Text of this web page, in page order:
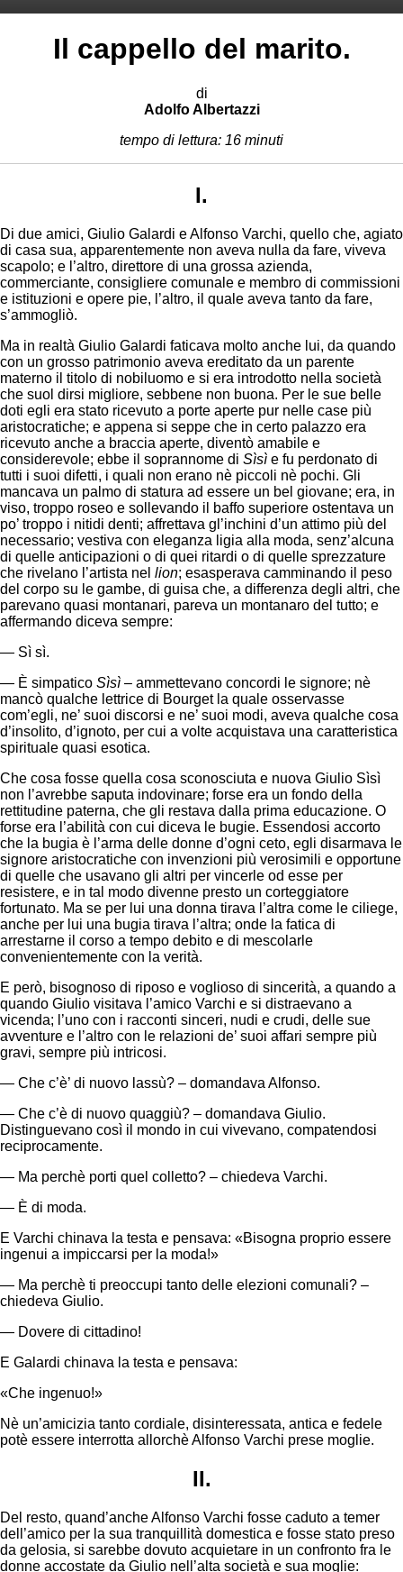
Il cappello del marito.
di
Adolfo Albertazzi
tempo di lettura: 16 minuti
I.
Di due amici, Giulio Galardi e Alfonso Varchi, quello che, agiato
di casa sua, apparentemente non aveva nulla da fare, viveva
scapolo; e l’altro, direttore di una grossa azienda,
commerciante, consigliere comunale e membro di commissioni
e istituzioni e opere pie, l’altro, il quale aveva tanto da fare,
s’ammogliò.
Ma in realtà Giulio Galardi faticava molto anche lui, da quando
con un grosso patrimonio aveva ereditato da un parente
materno il titolo di nobiluomo e si era introdotto nella società
che suol dirsi migliore, sebbene non buona. Per le sue belle
doti egli era stato ricevuto a porte aperte pur nelle case più
aristocratiche; e appena si seppe che in certo palazzo era
ricevuto anche a braccia aperte, diventò amabile e
considerevole; ebbe il soprannome di Sìsì e fu perdonato di
tutti i suoi difetti, i quali non erano nè piccoli nè pochi. Gli
mancava un palmo di statura ad essere un bel giovane; era, in
viso, troppo roseo e sollevando il baffo superiore ostentava un
po’ troppo i nitidi denti; affrettava gl’inchini d’un attimo più del
necessario; vestiva con eleganza ligia alla moda, senz’alcuna
di quelle anticipazioni o di quei ritardi o di quelle sprezzature
che rivelano l’artista nel lion; esasperava camminando il peso
del corpo su le gambe, di guisa che, a differenza degli altri, che
parevano quasi montanari, pareva un montanaro del tutto; e
affermando diceva sempre:
— Sì sì.
— È simpatico Sìsì – ammettevano concordi le signore; nè
mancò qualche lettrice di Bourget la quale osservasse
com’egli, ne’ suoi discorsi e ne’ suoi modi, aveva qualche cosa
d’insolito, d’ignoto, per cui a volte acquistava una caratteristica
spirituale quasi esotica.
Che cosa fosse quella cosa sconosciuta e nuova Giulio Sìsì
non l’avrebbe saputa indovinare; forse era un fondo della
rettitudine paterna, che gli restava dalla prima educazione. O
forse era l’abilità con cui diceva le bugie. Essendosi accorto
che la bugia è l’arma delle donne d’ogni ceto, egli disarmava le
signore aristocratiche con invenzioni più verosimili e opportune
di quelle che usavano gli altri per vincerle od esse per
resistere, e in tal modo divenne presto un corteggiatore
fortunato. Ma se per lui una donna tirava l’altra come le ciliege,
anche per lui una bugia tirava l’altra; onde la fatica di
arrestarne il corso a tempo debito e di mescolarle
convenientemente con la verità.
E però, bisognoso di riposo e voglioso di sincerità, a quando a
quando Giulio visitava l’amico Varchi e si distraevano a
vicenda; l’uno con i racconti sinceri, nudi e crudi, delle sue
avventure e l’altro con le relazioni de’ suoi affari sempre più
gravi, sempre più intricosi.
— Che c’è’ di nuovo lassù? – domandava Alfonso.
— Che c’è di nuovo quaggiù? – domandava Giulio.
Distinguevano così il mondo in cui vivevano, compatendosi
reciprocamente.
— Ma perchè porti quel colletto? – chiedeva Varchi.
— È di moda.
E Varchi chinava la testa e pensava: «Bisogna proprio essere
ingenui a impiccarsi per la moda!»
— Ma perchè ti preoccupi tanto delle elezioni comunali? –
chiedeva Giulio.
— Dovere di cittadino!
E Galardi chinava la testa e pensava:
«Che ingenuo!»
Nè un’amicizia tanto cordiale, disinteressata, antica e fedele
potè essere interrotta allorchè Alfonso Varchi prese moglie.
II.
Del resto, quand’anche Alfonso Varchi fosse caduto a temer
dell’amico per la sua tranquillità domestica e fosse stato preso
da gelosia, si sarebbe dovuto acquietare in un confronto fra le
donne accostate da Giulio nell’alta società e sua moglie: